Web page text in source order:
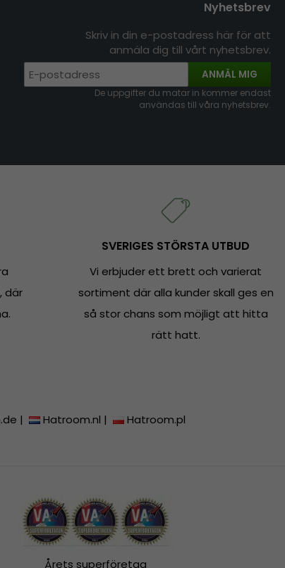
Nyhetsbrev
Skriv in din e-postadress här för att
anmäla dig till vårt nyhetsbrev.
ANMÄL MIG
De uppgifter du matar in kommer endast
användas till våra nyhetsbrev.
där
SVERIGES STÖRSTA UTBUD
Vi erbjuder ett brett och varierat
sortiment där alla kunder skall ges en
så stor chans som möjligt att hitta
rätt hatt.
| Hatroom.nl | Hatroom.pl
Årets superföretag